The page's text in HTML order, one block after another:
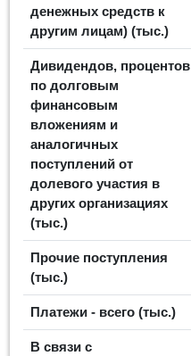
денежных средств к
другим лицам) (тыс.)
Дивидендов, процентов
по долговым
финансовым
вложениям и
аналогичных
поступлений от
долевого участия в
других организациях
(тыс.)
Прочие поступления
(тыс.)
Платежи - всего (тыс.)
В связи с